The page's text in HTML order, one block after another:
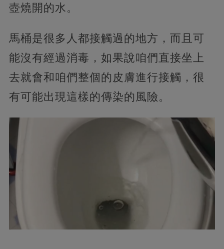
壺燒開的水。
馬桶是很多人都接觸過的地方，而且可
能沒有經過消毒，如果說咱們直接坐上
去就會和咱們整個的皮膚進行接觸，很
有可能出現這樣的傳染的風險。